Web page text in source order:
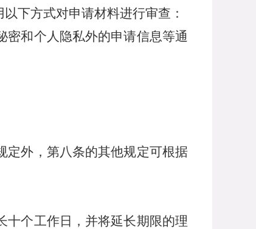
下方式对申请材料进行审查：
和个人隐私外的申请信息等通
外，第八条的其他规定可根据
个工作日，并将延长期限的理